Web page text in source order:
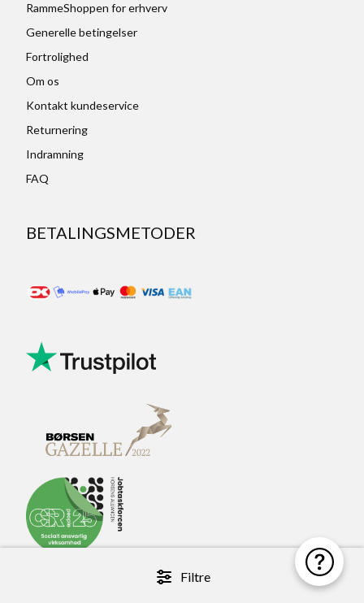
Filtre
RammeShoppen for erhverv
Generelle betingelser
Fortrolighed
Om os
Kontakt kundeservice
Returnering
Indramning
FAQ
BETALINGSMETODER